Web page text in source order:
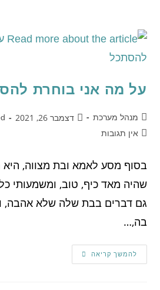
על מה אני בוחרת
מנהל מערכת דצמבר 26, 2021
אין תגובות
בסוף מסע לאמא ובת מצווה, היא
שהיה מאד כיף, טוב, ומשמעותי
גם דברים בבת שלה שלא אהבה,
בה,…
להמשך קריאה